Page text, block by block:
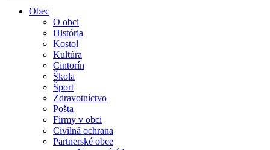
Obec
O obci
História
Kostol
Kultúra
Cintorín
Škola
Šport
Zdravotníctvo
Pošta
Firmy v obci
Civilná ochrana
Partnerské obce